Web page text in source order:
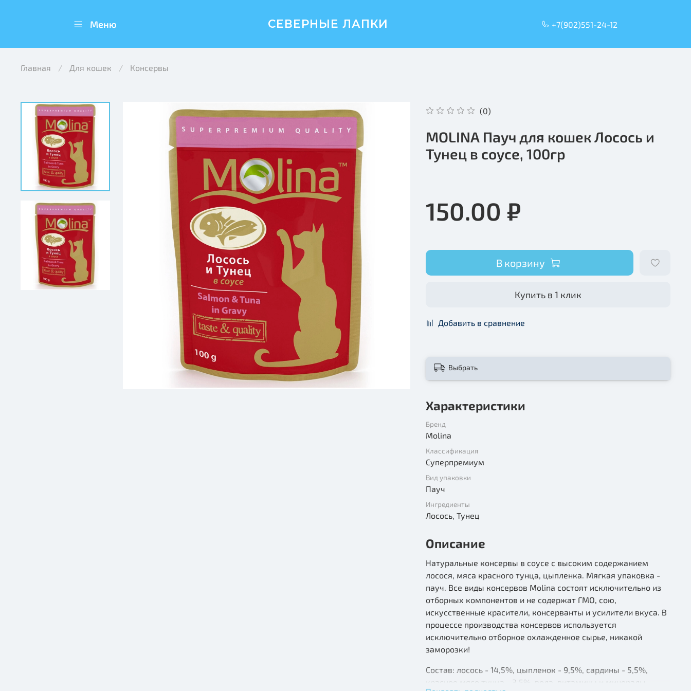
Меню СЕВЕРНЫЕ ЛАПКИ +7(902)551-24-12
Главная Для кошек Консервы
(0)
MOLINA Пауч для кошек Лосось и
Тунец в соусе, 100гр
150.00 ₽
В корзину
Купить в 1 клик
Добавить в сравнение
Выбрать
Характеристики
Бренд
Molina
Классификация
Суперпремиум
Вид упаковки
Пауч
Ингредиенты
Лосось, Тунец
Описание
Натуральные консервы в соусе с высоким содержанием
лосося, мяса красного тунца, цыпленка. Мягкая упаковка -
пауч. Все виды консервов Molina состоят исключительно из
отборных компонентов и не содержат ГМО, сою,
искусственные красители, консерванты и усилители вкуса. В
процессе производства консервов используется
исключительно отборное охлажденное сырье, никакой
заморозки!
Состав: лосось - 14,5%, цыпленок - 9,5%, сардины - 5,5%,
красное мясо тунца - 3,5%, вода, витамины и минералы.